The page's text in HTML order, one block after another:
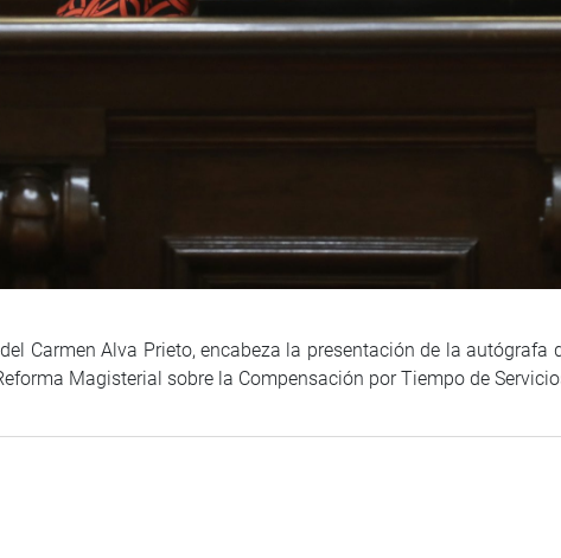
Carmen Alva Prieto, encabeza la presentación de la
Magisterial sobre la Compensación por Tiempo de